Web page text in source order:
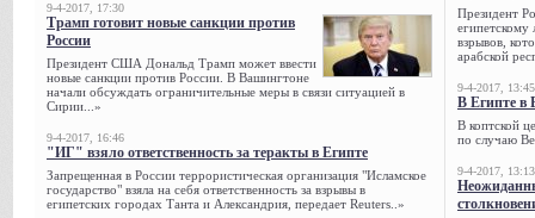
9-4-2017, 17:30
Трамп готовит новые санкции против
России
Президент США Дональд Трамп может ввести
новые санкции против России. В Вашингтоне
начали обсуждать ограничительные меры в связи ситуацией в
Сирии...»
9-4-2017, 16:46
"ИГ" взяло ответственность за теракты в Египте
Запрещенная в России террористическая организация "Исламское
государство" взяла на себя ответственность за взрывы в
египетских городах Танта и Александрия, передает Reuters..»
Президент
египетскому
взрывов,
арабской
9-4-2017, 13:45
В Египте в
В коптской
по случаю
9-4-2017, 13:13